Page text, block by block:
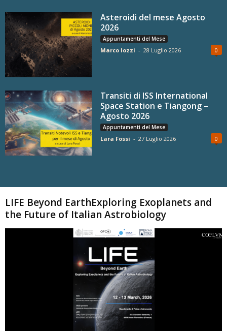
Asteroidi del mese Agosto
2026
Appuntamenti del Mese
Marco Iozzi - 28 Luglio 2026 0
Transiti di ISS International
Space Station e Tiangong –
Agosto 2026
Appuntamenti del Mese
Lara Fossi - 27 Luglio 2026 0
LIFE Beyond EarthExploring Exoplanets and
the Future of Italian Astrobiology